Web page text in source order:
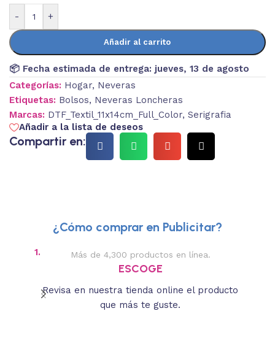
- +
Añadir al carrito
📦 Fecha estimada de entrega: jueves, 13 de agosto
Categorías: Hogar, Neveras
Etiquetas: Bolsos, Neveras Loncheras
Marcas: DTF_Textil_11x14cm_Full_Color, Serigrafia
Añadir a la lista de deseos
Compartir en:
¿Cómo comprar en Publicitar?
1. Más de 4,300 productos en línea.
ESCOGE
Revisa en nuestra tienda online el producto
que más te guste.